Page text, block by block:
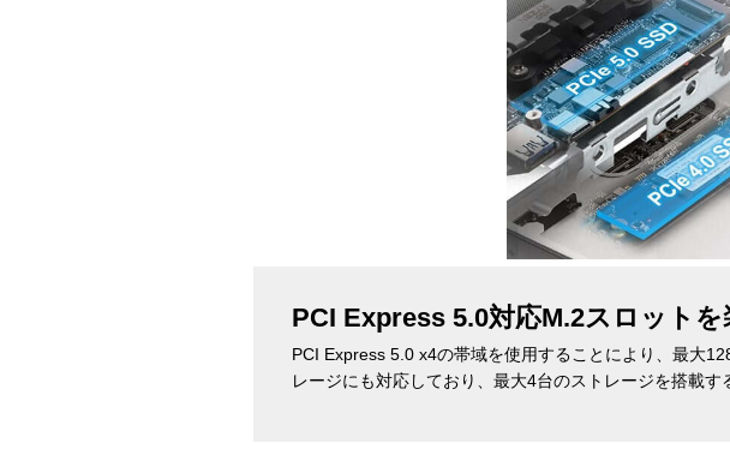
PCI Express 5.0対応M.2スロットを
PCI Express 5.0 x4の帯域を使用することにより、最大
レージにも対応しており、最大4台のストレージを搭載す